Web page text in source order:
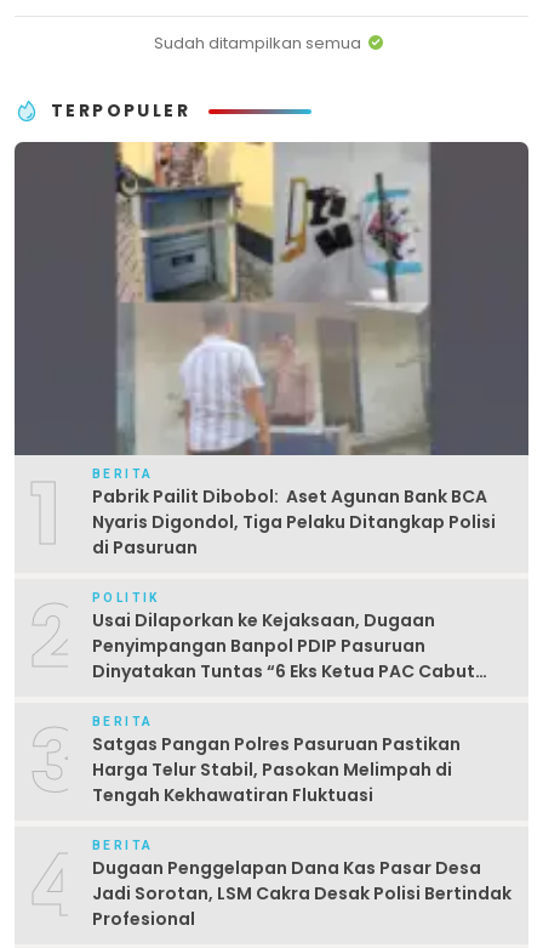
Sudah ditampilkan semua
TERPOPULER
1 BERITA
Pabrik Pailit Dibobol: Aset Agunan Bank BCA
Nyaris Digondol, Tiga Pelaku Ditangkap Polisi
di Pasuruan
2 POLITIK
Usai Dilaporkan ke Kejaksaan, Dugaan
Penyimpangan Banpol PDIP Pasuruan
Dinyatakan Tuntas “6 Eks Ketua PAC Cabut
3 BERITA
Satgas Pangan Polres Pasuruan Pastikan
Harga Telur Stabil, Pasokan Melimpah di
Tengah Kekhawatiran Fluktuasi
4 BERITA
Dugaan Penggelapan Dana Kas Pasar Desa
Jadi Sorotan, LSM Cakra Desak Polisi Bertindak
Profesional